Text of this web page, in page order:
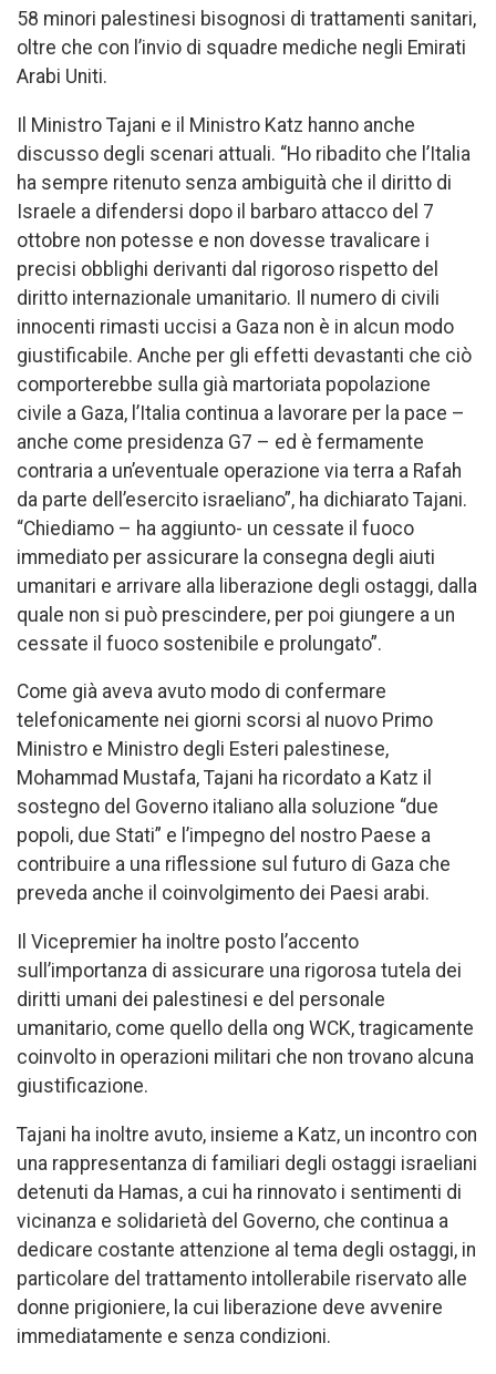
58 minori palestinesi bisognosi di trattamenti sanitari,
oltre che con l’invio di squadre mediche negli Emirati
Arabi Uniti.
Il Ministro Tajani e il Ministro Katz hanno anche
discusso degli scenari attuali. “Ho ribadito che l’Italia
ha sempre ritenuto senza ambiguità che il diritto di
Israele a difendersi dopo il barbaro attacco del 7
ottobre non potesse e non dovesse travalicare i
precisi obblighi derivanti dal rigoroso rispetto del
diritto internazionale umanitario. Il numero di civili
innocenti rimasti uccisi a Gaza non è in alcun modo
giustificabile. Anche per gli effetti devastanti che ciò
comporterebbe sulla già martoriata popolazione
civile a Gaza, l’Italia continua a lavorare per la pace –
anche come presidenza G7 – ed è fermamente
contraria a un’eventuale operazione via terra a Rafah
da parte dell’esercito israeliano”, ha dichiarato Tajani.
“Chiediamo – ha aggiunto- un cessate il fuoco
immediato per assicurare la consegna degli aiuti
umanitari e arrivare alla liberazione degli ostaggi, dalla
quale non si può prescindere, per poi giungere a un
cessate il fuoco sostenibile e prolungato”.
Come già aveva avuto modo di confermare
telefonicamente nei giorni scorsi al nuovo Primo
Ministro e Ministro degli Esteri palestinese,
Mohammad Mustafa, Tajani ha ricordato a Katz il
sostegno del Governo italiano alla soluzione “due
popoli, due Stati” e l’impegno del nostro Paese a
contribuire a una riflessione sul futuro di Gaza che
preveda anche il coinvolgimento dei Paesi arabi.
Il Vicepremier ha inoltre posto l’accento
sull’importanza di assicurare una rigorosa tutela dei
diritti umani dei palestinesi e del personale
umanitario, come quello della ong WCK, tragicamente
coinvolto in operazioni militari che non trovano alcuna
giustificazione.
Tajani ha inoltre avuto, insieme a Katz, un incontro con
una rappresentanza di familiari degli ostaggi israeliani
detenuti da Hamas, a cui ha rinnovato i sentimenti di
vicinanza e solidarietà del Governo, che continua a
dedicare costante attenzione al tema degli ostaggi, in
particolare del trattamento intollerabile riservato alle
donne prigioniere, la cui liberazione deve avvenire
immediatamente e senza condizioni.